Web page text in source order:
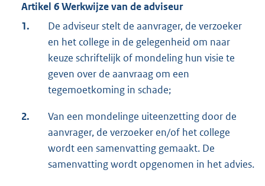
Artikel 6 Werkwijze van de adviseur
1.
De adviseur stelt de aanvrager, de verzoeker
en het college in de gelegenheid om naar
keuze schriftelijk of mondeling hun visie te
geven over de aanvraag om een
tegemoetkoming in schade;
2.
Van een mondelinge uiteenzetting door de
aanvrager, de verzoeker en/of het college
wordt een samenvatting gemaakt. De
samenvatting wordt opgenomen in het advies.